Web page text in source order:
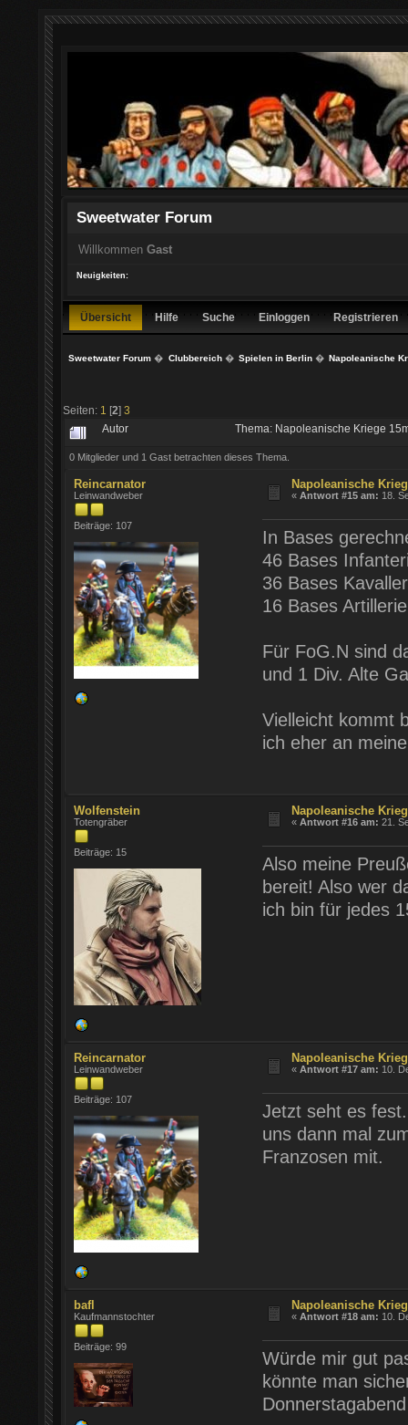
Sweetwater Forum
Willkommen Gast
Neuigkeiten:
Übersicht Hilfe Suche Einloggen Registrieren
Sweetwater Forum � Clubbereich� Spielen in Berlin� Napoleanische
Seiten: 1 [2] 3
Autor Thema: Napoleanische Kriege
0 Mitglieder und 1 Gast betrachten dieses Thema.
Reincarnator
Leinwandweber
Beiträge: 107
Napoleanische
«Antwort #15 am: 18.
In Bases
46 Bases
36 Bases
16 Bases
Für FoG.N sind
und 1 Div. Alte
Vielleicht kommt
ich eher an
Wolfenstein
Totengräber
Beiträge: 15
Napoleanische
«Antwort #16 am: 21.
Also meine
bereit! Also wer
ich bin für jedes
Reincarnator
Leinwandweber
Beiträge: 107
Napoleanische
«Antwort #17 am: 10.
Jetzt seht es
uns dann mal
Franzosen mit.
bafl
Kaufmannstochter
Beiträge: 99
Napoleanische
«Antwort #18 am: 10.
Würde mir gut
könnte man